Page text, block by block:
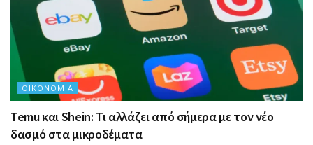
ΟΙΚΟΝΟΜΊΑ
Temu και Shein: Τι αλλάζει από σήμερα με τον νέο
δασμό στα μικροδέματα